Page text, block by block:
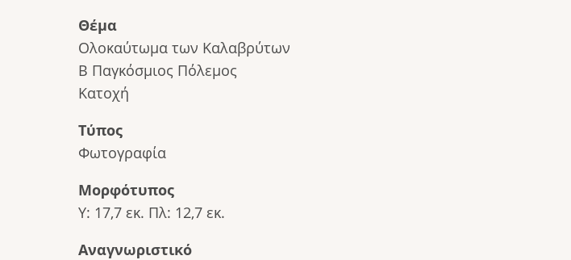
Θέμα
Ολοκαύτωμα των Καλαβρύτων
Β Παγκόσμιος Πόλεμος
Κατοχή
Τύπος
Φωτογραφία
Μορφότυπος
Υ: 17,7 εκ. Πλ: 12,7 εκ.
Αναγνωριστικό